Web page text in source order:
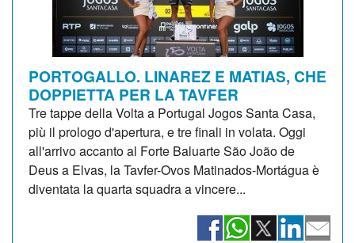
PORTOGALLO. LINAREZ E MATIAS, CHE
DOPPIETTA PER LA TAVFER
Tre tappe della Volta a Portugal Jogos Santa Casa,
più il prologo d'apertura, e tre finali in volata. Oggi
all'arrivo accanto al Forte Baluarte São João de
Deus a Elvas, la Tavfer-Ovos Matinados-Mortágua è
diventata la quarta squadra a vincere...